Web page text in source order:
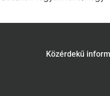
Közérdekű